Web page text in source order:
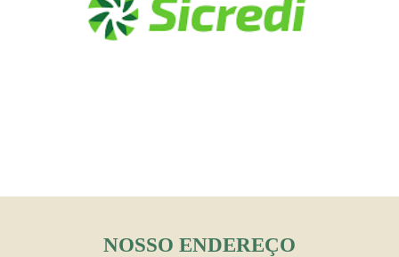
NOSSO ENDEREÇO